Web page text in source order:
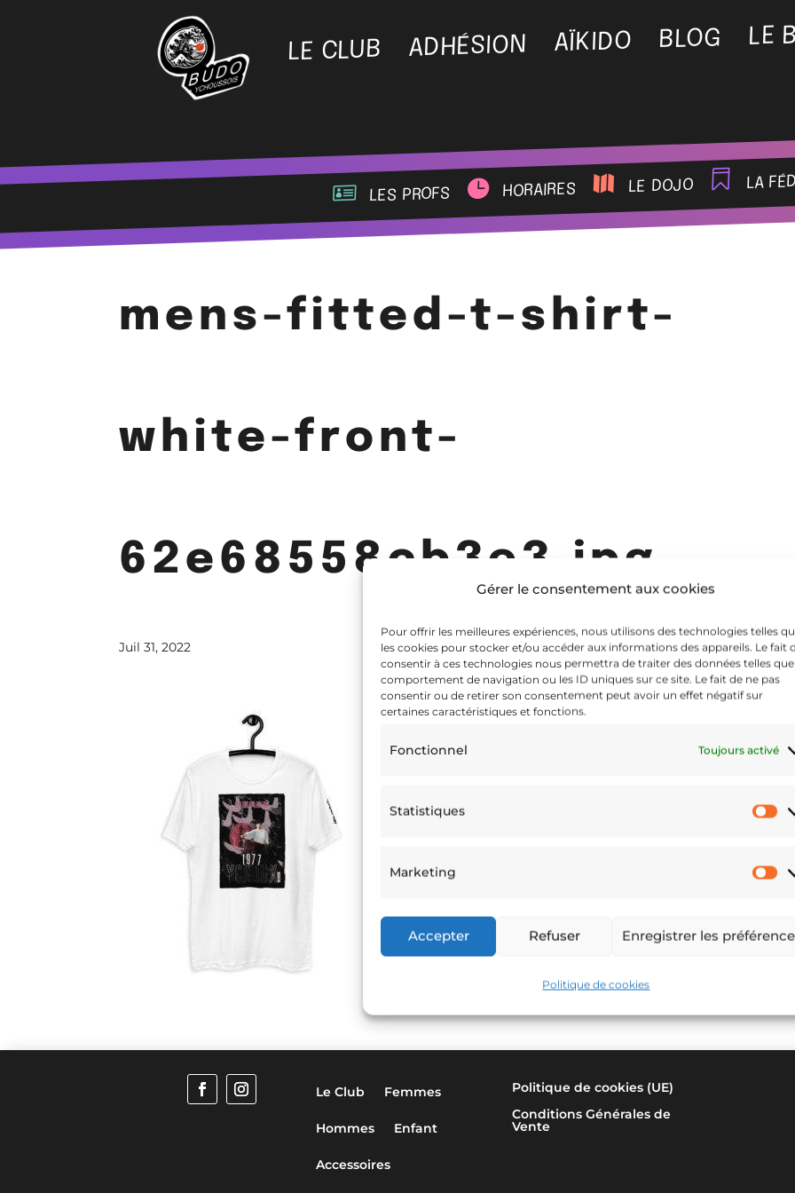
Gérer le consentement aux cookies
Pour offrir les meilleures expériences, nous utilisons des technologies telles
les cookies pour stocker et/ou accéder aux informations des appareils. Le fait
consentir à ces technologies nous permettra de traiter des données telles
comportement de navigation ou les ID uniques sur ce site. Le fait de ne pas
consentir ou de retirer son consentement peut avoir un effet négatif sur
certaines caractéristiques et fonctions.
Fonctionnel Toujours activé
Statistiques
Marketing
Accepter Refuser Enregistrer les
Politique de cookies
LE CLUB ADHÉSION AÏKIDO BLOG LE
les profs horaires le dojo la
mens-fitted-t-shirt-
white-front-
62e68558cb3e3.jpg
Juil 31, 2022
Le Club Femmes
Hommes Enfant
Accessoires
Politique de cookies (UE)
Conditions Générales de
Vente